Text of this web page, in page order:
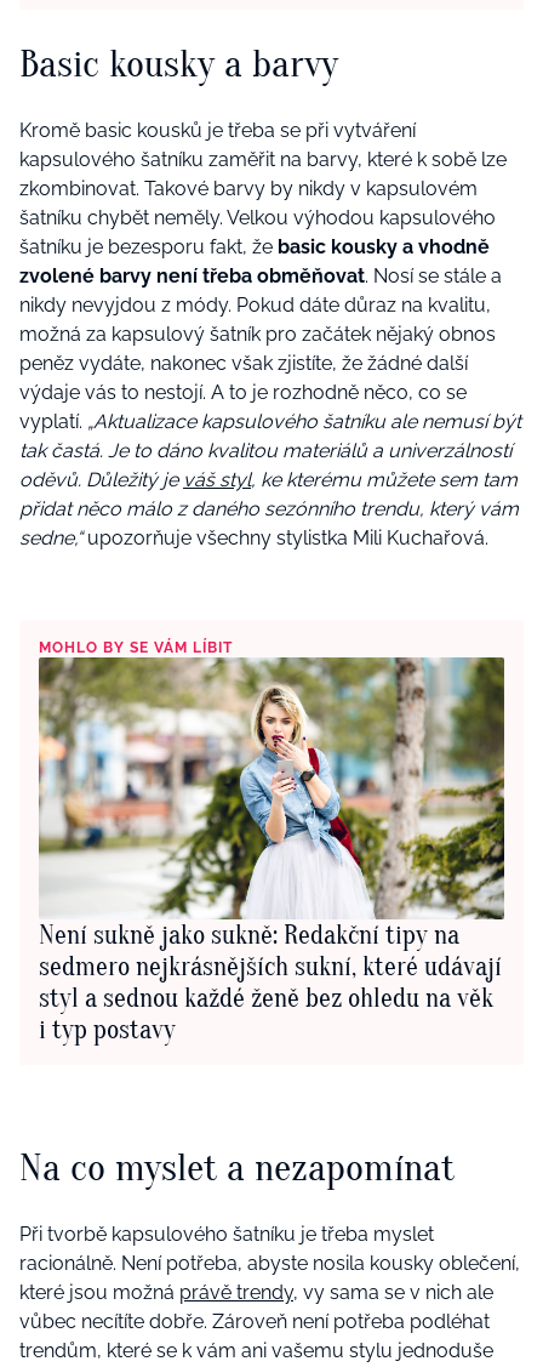
Basic kousky a barvy
Kromě basic kousků je třeba se při vytváření
kapsulového šatníku zaměřit na barvy, které k sobě lze
zkombinovat. Takové barvy by nikdy v kapsulovém
šatníku chybět neměly. Velkou výhodou kapsulového
šatníku je bezesporu fakt, že basic kousky a vhodně
zvolené barvy není třeba obměňovat. Nosí se stále a
nikdy nevyjdou z módy. Pokud dáte důraz na kvalitu,
možná za kapsulový šatník pro začátek nějaký obnos
peněz vydáte, nakonec však zjistíte, že žádné další
výdaje vás to nestojí. A to je rozhodně něco, co se
vyplatí. „Aktualizace kapsulového šatníku ale nemusí být
tak častá. Je to dáno kvalitou materiálů a univerzálností
oděvů. Důležitý je váš styl, ke kterému můžete sem tam
přidat něco málo z daného sezónního trendu, který vám
sedne,“upozorňuje všechny stylistka Mili Kuchařová.
MOHLO BY SE VÁM LÍBIT
Není sukně jako sukně: Redakční tipy na
sedmero nejkrásnějších sukní, které udávají
styl a sednou každé ženě bez ohledu na věk
i typ postavy
Na co myslet a nezapomínat
Při tvorbě kapsulového šatníku je třeba myslet
racionálně. Není potřeba, abyste nosila kousky oblečení,
které jsou možná právě trendy, vy sama se v nich ale
vůbec necítíte dobře. Zároveň není potřeba podléhat
trendům, které se k vám ani vašemu stylu jednoduše